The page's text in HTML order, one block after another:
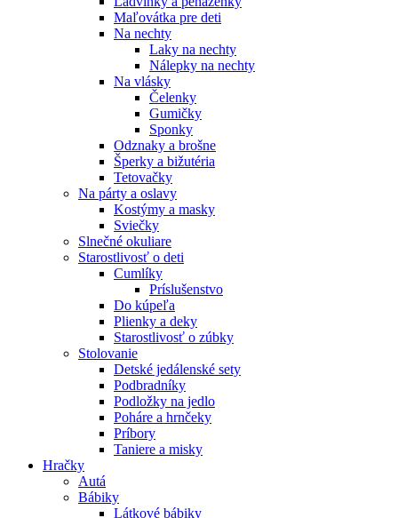
Maľovátka pre deti
Na nechty
Laky na nechty
Nálepky na nechty
Na vlásky
Čelenky
Gumičky
Sponky
Odznaky a brošne
Šperky a bižutéria
Tetovačky
Na párty a oslavy
Kostýmy a masky
Sviečky
Slnečné okuliare
Starostlivosť o deti
Cumlíky
Príslušenstvo
Do kúpeľa
Plienky a deky
Starostlivosť o zúbky
Stolovanie
Detské jedálenské sety
Podbradníky
Podložky na jedlo
Poháre a hrnčeky
Príbory
Taniere a misky
Hračky
Autá
Bábiky
Látkové bábiky